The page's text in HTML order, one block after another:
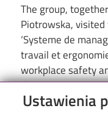
Ustawienia
The group,
Piotrowska,
‘Systeme de
travail et
workplace safety
the company's